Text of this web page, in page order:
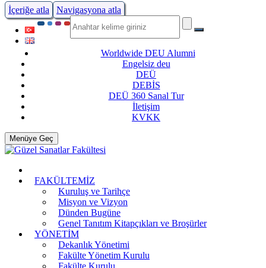
İçeriğe atla Navigasyona atla
Worldwide DEU Alumni
Engelsiz deu
DEÜ
DEBİS
DEÜ 360 Sanal Tur
İletişim
KVKK
Menüye Geç
FAKÜLTEMİZ
Kuruluş ve Tarihçe
Misyon ve Vizyon
Dünden Bugüne
Genel Tanıtım Kitapçıkları ve Broşürler
YÖNETİM
Dekanlık Yönetimi
Fakülte Yönetim Kurulu
Fakülte Kurulu